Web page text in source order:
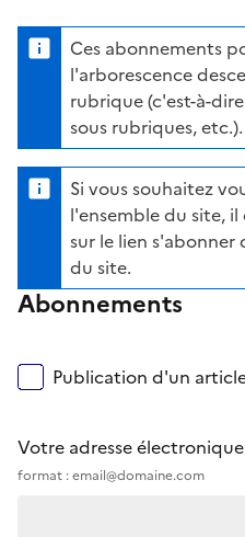
Ces abonnements
l'arborescence
rubrique (c'est-à-
sous rubriques, etc.).
Si vous souhaitez
l'ensemble du site,
sur le lien s'abonner
du site.
Abonnements
Publication d'un
Votre adresse électronique
format : email@domaine.com